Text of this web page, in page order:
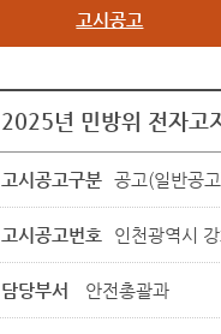
고시공고
2025년 민방위 전자고
고시공고구분 공고(일반공
고시공고번호 인천광역시
담당부서 안전총괄과